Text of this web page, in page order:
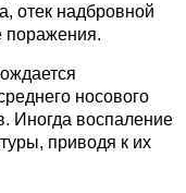
отек надбровной
поражения.
носового
Иногда воспаление
приводя к их